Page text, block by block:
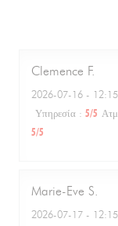
Clemence F
2026-07-16 -
Υπηρεσία : 5/5
5/5
Marie-Eve S
2026-07-17 -